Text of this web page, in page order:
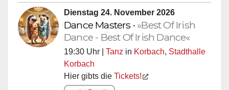
Dienstag 24. November 2026
Dance Masters • »Best Of Irish
Dance - Best Of Irish Dance«
19:30 Uhr | Tanz in Korbach, Stadthalle
Korbach
Hier gibts die Tickets!